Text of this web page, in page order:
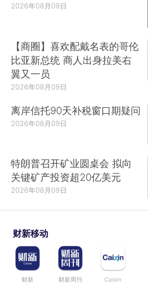
2026年08月09日
【商圈】喜欢配戴名表的哥伦
比亚新总统 商人出身拉美右
翼又一员
2026年08月09日
离岸信托90天补税窗口期疑问
2026年08月09日
特朗普召开矿业圆桌会 拟向
关键矿产投资超20亿美元
2026年08月09日
财新移动
财新 财新周刊 Caixin